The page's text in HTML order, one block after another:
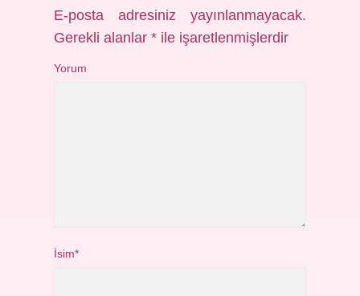
E-posta adresiniz yayınlanmayacak.
Gerekli alanlar* ile işaretlenmişlerdir
Yorum
İsim*